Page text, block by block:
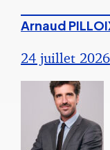
Arnaud
24 juillet 2026